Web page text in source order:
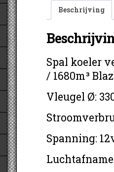
Beschrijving
Spal koeler
/ 1680m³
Vleugel Ø:
Spanning: